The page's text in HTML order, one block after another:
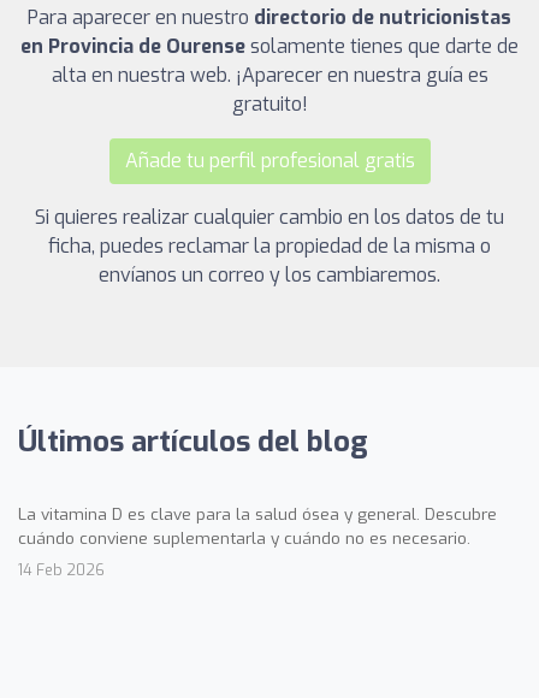
Para aparecer en nuestro directorio de nutricionistas
en Provincia de Ourensesolamente tienes que darte de
alta en nuestra web. ¡Aparecer en nuestra guía es
gratuito!
Añade tu perfil profesional gratis
Si quieres realizar cualquier cambio en los datos de tu
ficha, puedes reclamar la propiedad de la misma o
envíanos un correo y los cambiaremos.
Últimos artículos del blog
La vitamina D es clave para la salud ósea y general. Descubre
cuándo conviene suplementarla y cuándo no es necesario.
14 Feb 2026